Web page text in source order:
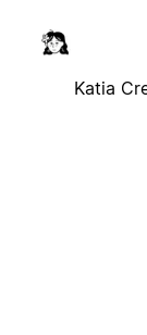
Katia